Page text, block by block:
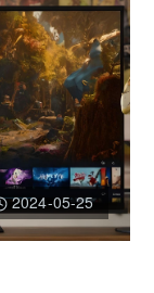
2024-05-25